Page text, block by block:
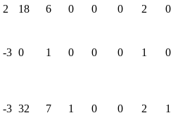
2 18 6 0 0 0 2
0
-3 0 1 0 0 0 1
0
-3 32 7 1 0 0 2
1